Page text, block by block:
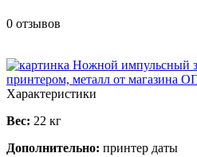
0 отзывов
Характеристики
Вес: 22 кг
Дополнительно: принтер даты